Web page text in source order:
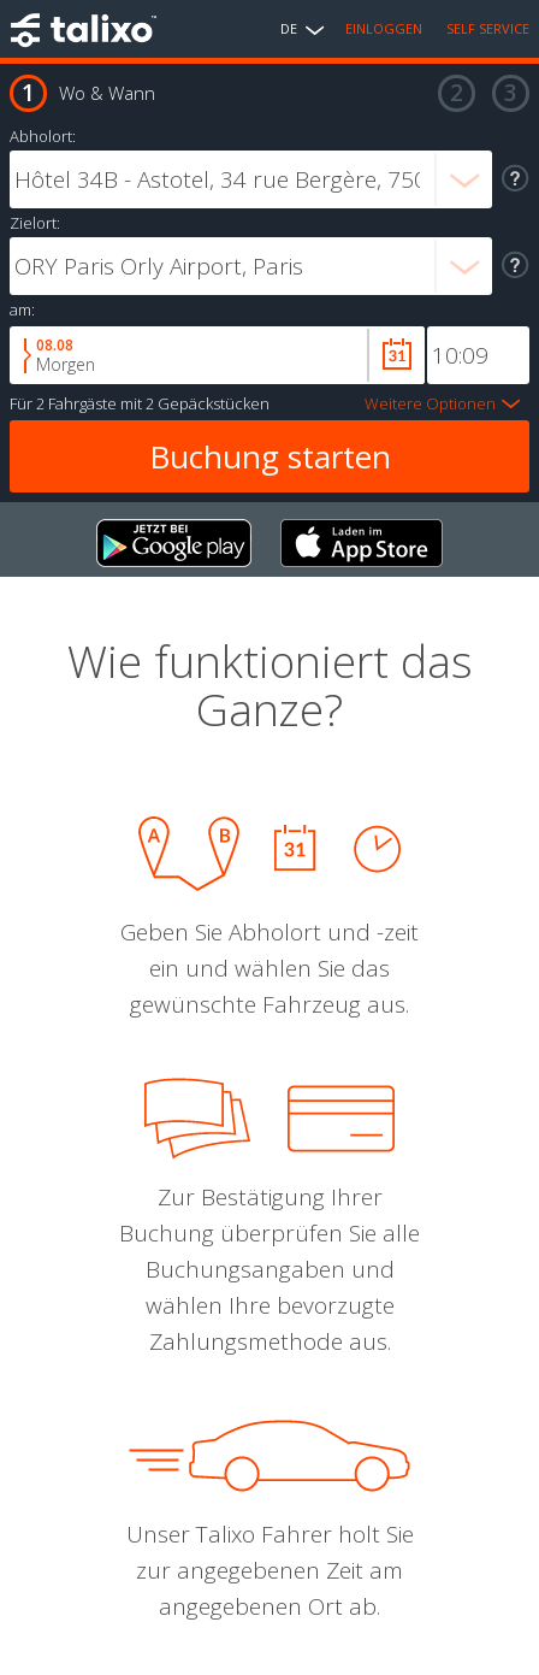
DE EINLOGGEN SELF SERVICE
Wo & Wann
Abholort:
Zielort:
am:
08.08
Morgen
Für2 Fahrgäste mit2 Gepäckstücken Weitere Optionen
Wie funktioniert das
Ganze?
Geben Sie Abholort und -zeit
ein und wählen Sie das
gewünschte Fahrzeug aus.
Zur Bestätigung Ihrer
Buchung überprüfen Sie alle
Buchungsangaben und
wählen Ihre bevorzugte
Zahlungsmethode aus.
Unser Talixo Fahrer holt Sie
zur angegebenen Zeit am
angegebenen Ort ab.